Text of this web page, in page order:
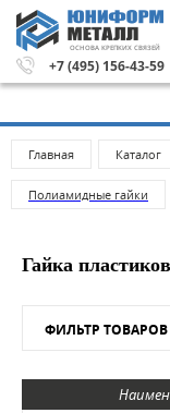
ОСНОВА КРЕПКИХ СВЯЗЕЙ
+7 (495) 156-43-59
рублей.
Главная Каталог
Полиамидные гайки
Гайка
ФИЛЬТР ТОВАРОВ
Цена